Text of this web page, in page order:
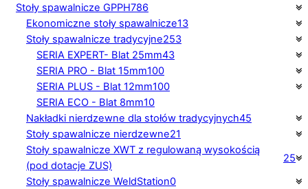
Stoły spawalnicze GPPH786
Ekonomiczne stoły spawalnicze13
Stoły spawalnicze tradycyjne253
SERIA EXPERT- Blat 25mm43
SERIA PRO - Blat 15mm100
SERIA PLUS - Blat 12mm100
SERIA ECO - Blat 8mm10
Nakładki nierdzewne dla stołów tradycyjnych45
Stoły spawalnicze nierdzewne21
Stoły spawalnicze XWT z regulowaną wysokością
(pod dotacje ZUS)
25
Stoły spawalnicze WeldStation0